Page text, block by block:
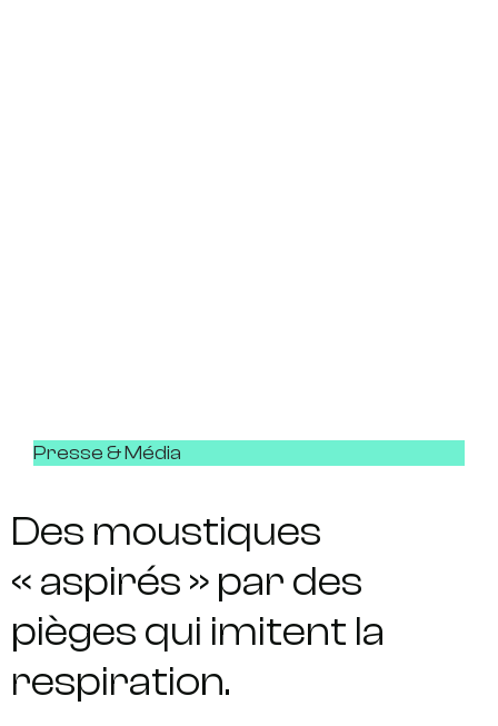
Presse & Média
Des moustiques
« aspirés » par des
pièges qui imitent la
respiration.